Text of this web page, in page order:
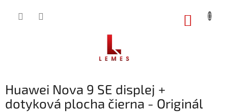
Huawei Nova 9 SE displej +
dotyková plocha čierna - Originál